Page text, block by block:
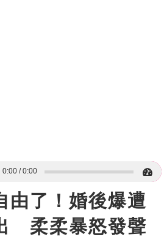
0:00 0:00
由了！婚後爆遭
柔柔暴怒發聲